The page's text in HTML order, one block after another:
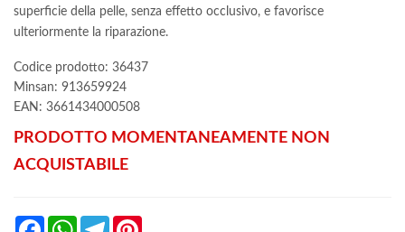
superficie della pelle, senza effetto occlusivo, e favorisce
ulteriormente la riparazione.
Codice prodotto: 36437
Minsan: 913659924
EAN: 3661434000508
PRODOTTO MOMENTANEAMENTE NON
ACQUISTABILE
FacebookWhatsAppTelegram